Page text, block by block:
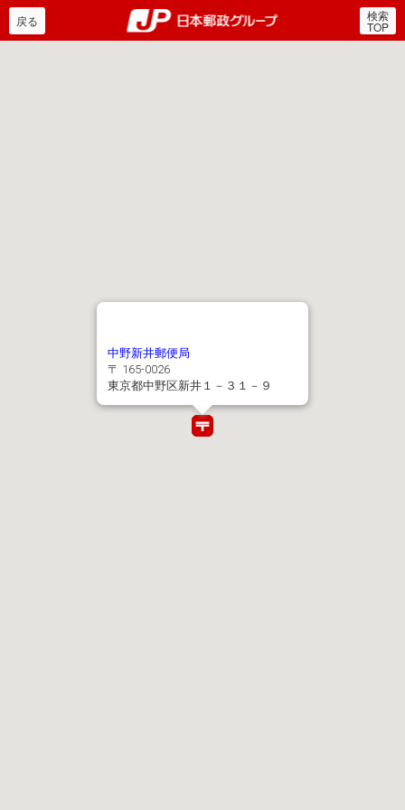
郵便局・日本郵政グルー
戻る 検索
TOP
中野新井郵便局
〒 165-0026
東京都中野区新井１－３１－９